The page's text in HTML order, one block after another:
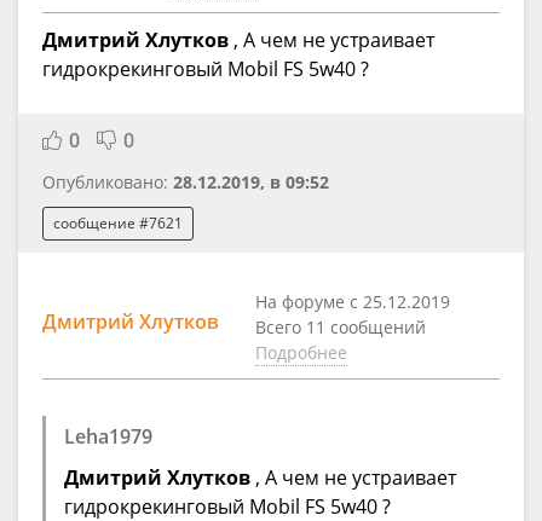
Дмитрий Хлутков , А чем не устраивает
гидрокрекинговый Mobil FS 5w40 ?
0 0
Опубликовано: 28.12.2019, в 09:52
сообщение #7621
Дмитрий Хлутков
На форуме с 25.12.2019
Всего 11 сообщений
Подробнее
Leha1979
Дмитрий Хлутков , А чем не устраивает
гидрокрекинговый Mobil FS 5w40 ?